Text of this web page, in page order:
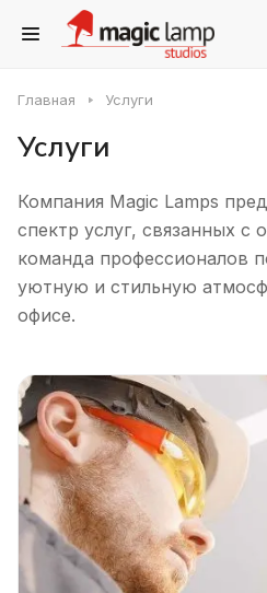
Главная Услуги
Услуги
Компания Magic Lamps
спектр услуг, связанных
команда профессионалов
уютную и стильную
офисе.